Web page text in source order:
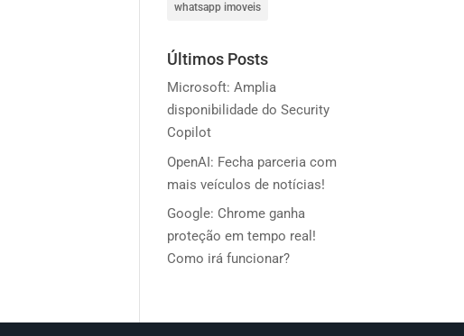
whatsapp imoveis
Últimos Posts
Microsoft: Amplia
disponibilidade do Security
Copilot
OpenAI: Fecha parceria com
mais veículos de notícias!
Google: Chrome ganha
proteção em tempo real!
Como irá funcionar?